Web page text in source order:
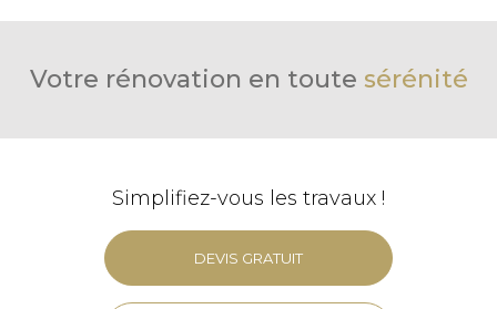
Votre rénovation en toute sérénité
Simplifiez-vous les travaux !
DEVIS GRATUIT